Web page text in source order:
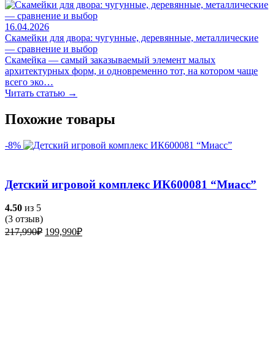
16.04.2026
Скамейки для двора: чугунные, деревянные, металлические
— сравнение и выбор
Скамейка — самый заказываемый элемент малых
архитектурных форм, и одновременно тот, на котором чаще
всего эко…
Читать статью →
Похожие товары
-8%
Детский игровой комплекс ИК600081 “Миасс”
4.50 из 5
(3 отзыв)
217,990₽ Первоначальная
199,990₽Текущая